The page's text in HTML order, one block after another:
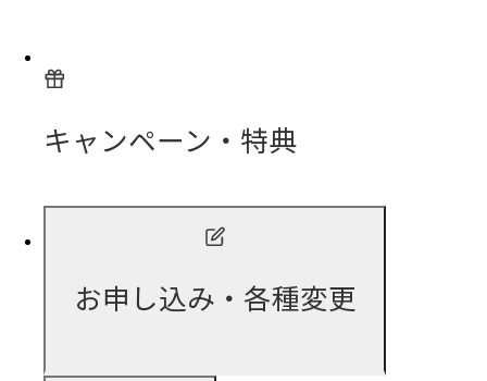
キャンペーン・特典
お申し込み・各種変更